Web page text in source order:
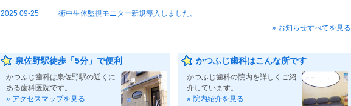
2025 09-25
術中生体監視モニター新規導入しました。
» お知らせすべてを見る
泉佐野駅徒歩「5分」で便利
かつふじ歯科は泉佐野駅の近くに
ある歯科医院です。
» アクセスマップを見る
かつふじ歯科はこんな所です
かつふじ歯科の院内を詳しくご紹
介しています。
» 院内紹介を見る